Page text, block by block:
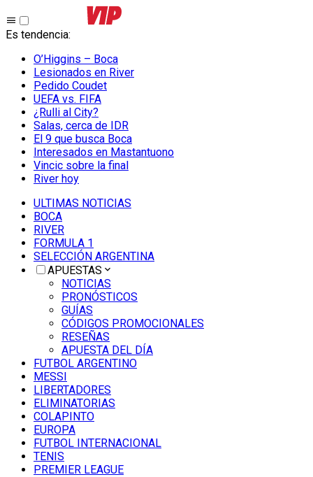
Es tendencia:
O’Higgins – Boca
Lesionados en River
Pedido Coudet
UEFA vs. FIFA
¿Rulli al City?
Salas, cerca de IDR
El 9 que busca Boca
Interesados en Mastantuono
Vincic sobre la final
River hoy
ULTIMAS NOTICIAS
BOCA
RIVER
FORMULA 1
SELECCIÓN ARGENTINA
APUESTAS
NOTICIAS
PRONÓSTICOS
GUÍAS
CÓDIGOS PROMOCIONALES
RESEÑAS
APUESTA DEL DÍA
FUTBOL ARGENTINO
MESSI
LIBERTADORES
ELIMINATORIAS
COLAPINTO
EUROPA
FUTBOL INTERNACIONAL
TENIS
PREMIER LEAGUE